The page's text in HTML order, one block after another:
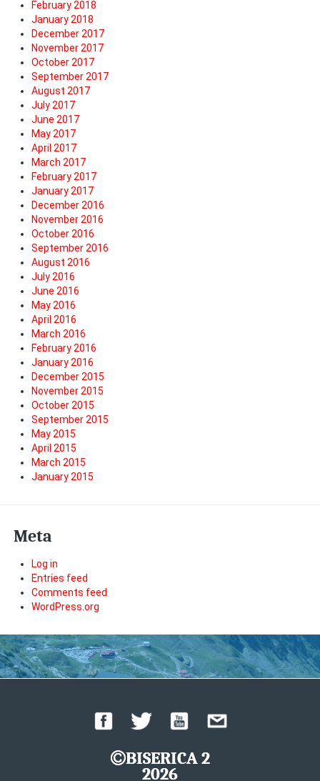
February 2018
January 2018
December 2017
November 2017
October 2017
September 2017
August 2017
July 2017
June 2017
May 2017
April 2017
March 2017
February 2017
January 2017
December 2016
November 2016
October 2016
September 2016
August 2016
July 2016
June 2016
May 2016
April 2016
March 2016
February 2016
January 2016
December 2015
November 2015
October 2015
September 2015
May 2015
April 2015
March 2015
January 2015
Meta
Log in
Entries feed
Comments feed
WordPress.org
BISERICA 2
2026